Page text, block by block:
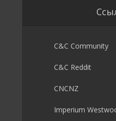
C&C Community
C&C Reddit
CNCNZ
Imperium